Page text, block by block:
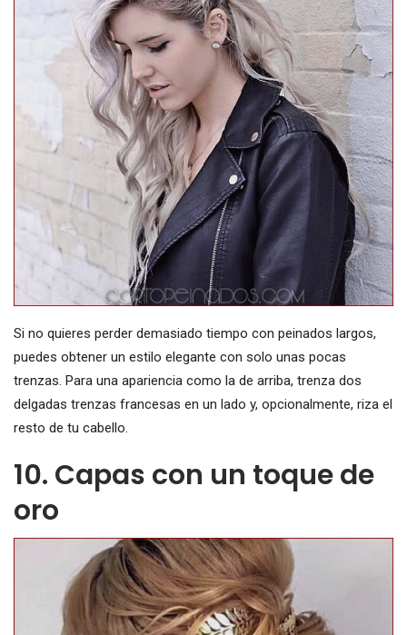
Si no quieres perder demasiado tiempo con peinados largos,
puedes obtener un estilo elegante con solo unas pocas
trenzas. Para una apariencia como la de arriba, trenza dos
delgadas trenzas francesas en un lado y, opcionalmente, riza el
resto de tu cabello.
10. Capas con un toque de
oro